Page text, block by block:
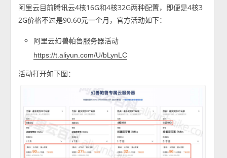
阿里云目前腾讯云4核16G和4核32G两种配置，即便是4核3
2G价格不过是90.60元一个月，官方活动如下：
阿里云幻兽帕鲁服务器活动
https://t.aliyun.com/U/bLynLC
活动打开如下图：